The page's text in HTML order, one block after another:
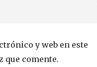
y web en este
que comente.